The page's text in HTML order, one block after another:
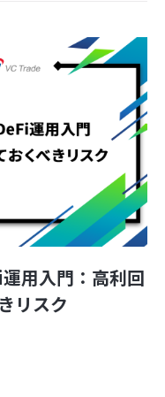
用入門：高利回
リスク